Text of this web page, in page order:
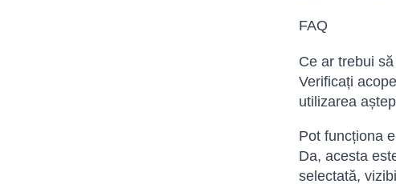
FAQ
Ce ar trebui
Verificați
utilizarea
Pot funcționa
Da, acesta
selectată,